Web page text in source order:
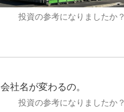
投資の参考になりましたか？
社名が変わるの。
投資の参考になりましたか？